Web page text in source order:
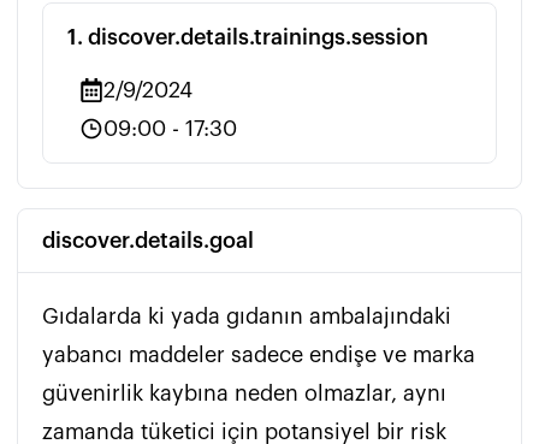
1 . discover.details.trainings.session
2/9/2024
09:00 - 17:30
discover.details.goal
Gıdalarda ki yada gıdanın ambalajındaki
yabancı maddeler sadece endişe ve marka
güvenirlik kaybına neden olmazlar, aynı
zamanda tüketici için potansiyel bir risk